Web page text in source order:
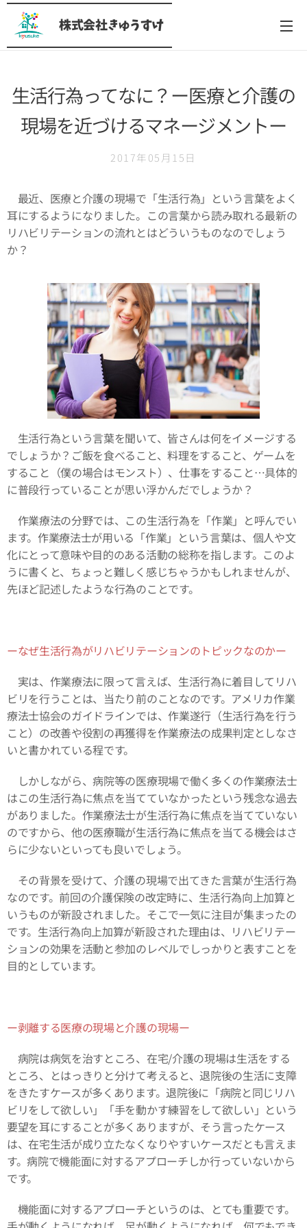
株式会社きゅうすけ
生活行為ってなに？ー医療と介護の
現場を近づけるマネージメントー
2017年05月15日
最近、医療と介護の現場で「生活行為」という言葉をよく
耳にするようになりました。この言葉から読み取れる最新の
リハビリテーションの流れとはどういうものなのでしょう
か？
生活行為という言葉を聞いて、皆さんは何をイメージする
でしょうか？ご飯を食べること、料理をすること、ゲームを
すること（僕の場合はモンスト）、仕事をすること…具体的
に普段行っていることが思い浮かんだでしょうか？
作業療法の分野では、この生活行為を「作業」と呼んでい
ます。作業療法士が用いる「作業」という言葉は、個人や文
化にとって意味や目的のある活動の総称を指します。このよ
うに書くと、ちょっと難しく感じちゃうかもしれませんが、
先ほど記述したような行為のことです。
ーなぜ生活行為がリハビリテーションのトピックなのかー
実は、作業療法に限って言えば、生活行為に着目してリハ
ビリを行うことは、当たり前のことなのです。アメリカ作業
療法士協会のガイドラインでは、作業遂行（生活行為を行う
こと）の改善や役割の再獲得を作業療法の成果判定としなさ
いと書かれている程です。
しかしながら、病院等の医療現場で働く多くの作業療法士
はこの生活行為に焦点を当てていなかったという残念な過去
がありました。作業療法士が生活行為に焦点を当てていない
のですから、他の医療職が生活行為に焦点を当てる機会はさ
らに少ないといっても良いでしょう。
その背景を受けて、介護の現場で出てきた言葉が生活行為
なのです。前回の介護保険の改定時に、生活行為向上加算と
いうものが新設されました。そこで一気に注目が集まったの
です。生活行為向上加算が新設された理由は、リハビリテー
ションの効果を活動と参加のレベルでしっかりと表すことを
目的としています。
ー剥離する医療の現場と介護の現場ー
病院は病気を治すところ、在宅/介護の現場は生活をする
ところ、とはっきりと分けて考えると、退院後の生活に支障
をきたすケースが多くあります。退院後に「病院と同じリハ
ビリをして欲しい」「手を動かす練習をして欲しい」という
要望を耳にすることが多くありますが、そう言ったケース
は、在宅生活が成り立たなくなりやすいケースだとも言えま
す。病院で機能面に対するアプローチしか行っていないから
です。
機能面に対するアプローチというのは、とても重要です。